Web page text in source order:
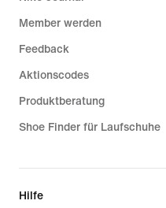
Member werden
Feedback
Aktionscodes
Produktberatung
Shoe Finder für Laufschuhe
Hilfe